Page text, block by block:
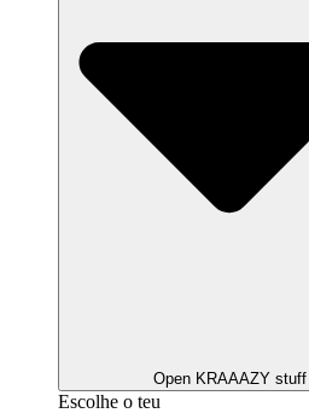
Open KRAAAZY stuff
Escolhe o teu